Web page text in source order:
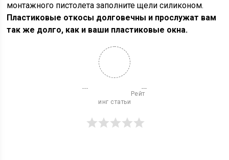
монтажного пистолета заполните щели силиконом.
Пластиковые откосы долговечны и прослужат вам
так же долго, как и ваши пластиковые окна.
инг статьи